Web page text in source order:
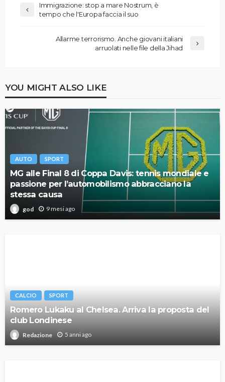
Immigrazione: stop a mare Nostrum, è
tempo che l'Europa faccia il suo
Allarme terrorismo. Anche giovani italiani
arruolati nelle file della Jihad
YOU MIGHT ALSO LIKE
AUTO SPORT
MG alle Final 8 di Coppa Davis: tennis mondiale e
passione per l’automobilismo abbracciano la
stessa causa
god 9 mesi ago
CALCIO SPORT
Romero Lukaku al Chelsea. Arriva la proposta del
club Londinese
Redazione 5 anni ago